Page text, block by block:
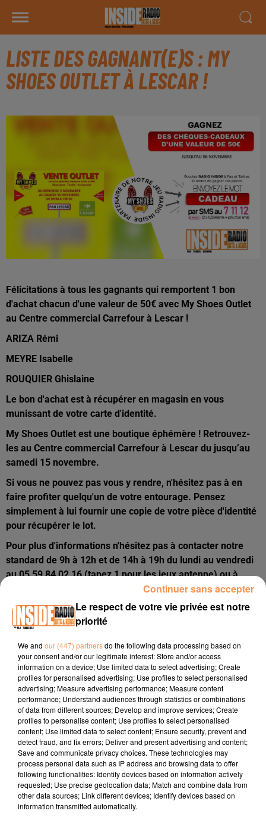
LISTE DES GAGNANT(E)S : MY
SHOES OUTLET À LESCAR !
Félicitations à tous les gagnants qui remportent 1 bon
d'achat chacun d'une valeur de 50€ avec My Shoes Outlet
au Centre commercial Carrefour à Lescar !
ARIZA Rémi
MEYRE Isabelle
ROUQUIER Ghislaine
Le bon d'achat est à récupérer en magasin en vous
munissant de votre carte d'identité.
My Shoes Outlet est une boutique éphémère ! Retrouvez-
les au Centre commercial Carrefour à Lescar du jusqu’au
samedi 15 novembre.
Si vous ne pouvez pas vous y rendre, n'hésitez pas à en
faire profiter quelqu'un de votre entourage. Pensez
simplement à lui fournir une copie de votre pièce d'identité
pour récupérer le lot.
Pour plus d'informations n'hésitez pas à contacter notre
standard de 9h à 12h et de 14h à 19h du lundi au vendredi
au 05 59 84 02 16 (tapez 1 pour les jeux antenne) ou à
envoyer un message directement sur notre site
internetici. Nous vous répondrons dans les plus brefs
délais.
Publié : 7 novembre 2025 à 16h32 - Modifié : 10 novembre
2025 à 15h33
À LA UNE
Le respect de votre vie privée est notre
priorité
We and our (447) partnersdo the following data processing based on
your consent and/or our legitimate interest: Store and/or access
information on a device; Use limited data to select advertising; Create
profiles for personalised advertising; Use profiles to select personalised
advertising; Measure advertising performance; Measure content
performance; Understand audiences through statistics or combinations
of data from different sources; Develop and improve services; Create
profiles to personalise content; Use profiles to select personalised
content; Use limited data to select content; Ensure security, prevent and
detect fraud, and fix errors; Deliver and present advertising and content;
Save and communicate privacy choices. These technologies may
process personal data such as IP address and browsing data to offer
following functionalities: Identify devices based on information actively
requested; Use precise geolocation data; Match and combine data from
other data sources; Link different devices; Identify devices based on
information transmitted automatically.
Continuer sans accepter